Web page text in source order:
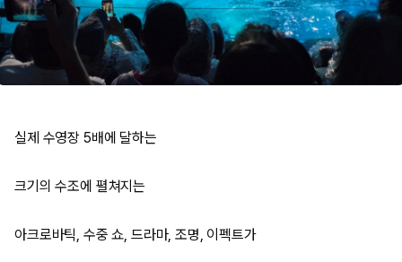
실제 수영장 5배에 달하는
크기의 수조에 펼쳐지는
아크로바틱, 수중 쇼, 드라마, 조명, 이펙트가